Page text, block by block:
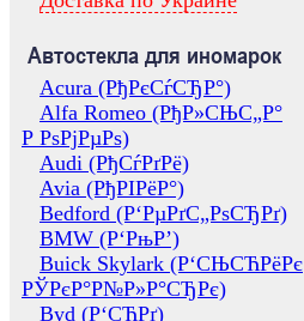
Автостекла для иномарок
Acura (РђРєСѓСЂР°)
Alfa Romeo (РђР»СЊС„Р°
Р РѕРјРµРѕ)
Audi (РђСѓРґРё)
Avia (РђРІРёР°)
Bedford (Р‘РµРґС„РѕСЂРґ)
BMW (Р‘РњР’)
Buick Skylark (Р‘СЊСЋРёРє
РЎРєР°Р№Р»Р°СЂРє)
Byd (Р‘СЋРґ)